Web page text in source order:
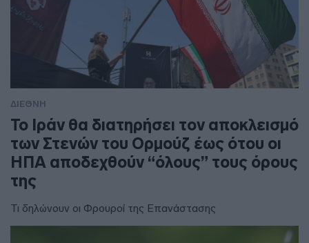
ΔΙΕΘΝΗ
To Ιράν θα διατηρήσει τον αποκλεισμό
των Στενών του Ορμούζ έως ότου οι
ΗΠΑ αποδεχθούν “όλους” τους όρους
της
Τι δηλώνουν οι Φρουροί της Επανάστασης